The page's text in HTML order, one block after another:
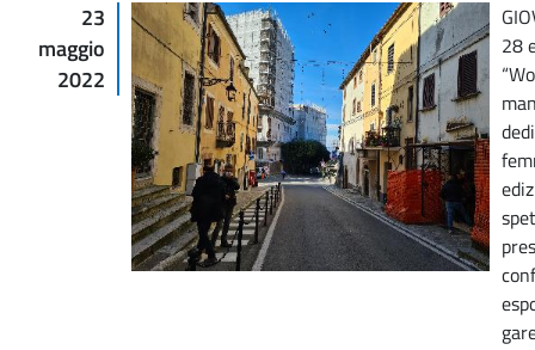
23
maggio
2022
28